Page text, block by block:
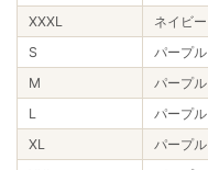
XXXL
ネイビー
S
パープル
M
パープル
L
パープル
XL
パープル